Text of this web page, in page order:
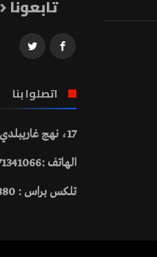
تابعونا
اتصلوا بنا
17، نهج غاريبلدي ـ 1007 تونس
الهاتف :71341066 – 71335025 – 71336386
تلكس براس : 13880 TN – تلفاكس :71336584